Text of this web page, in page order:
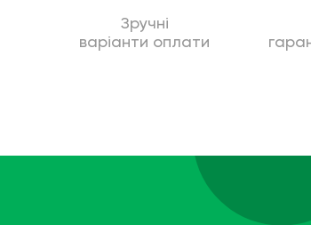
Зручні
варіанти оплати